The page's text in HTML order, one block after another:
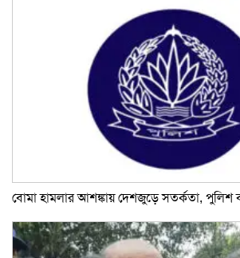
বোমা হামলার আশঙ্কায় দেশজুড়ে সতর্কতা, পুলিশ